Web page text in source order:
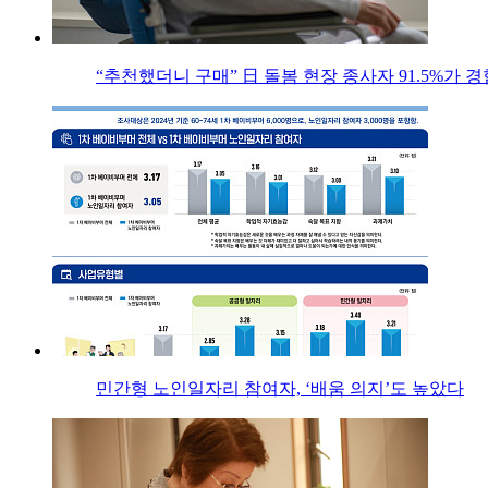
“추천했더니 구매” 日 돌봄 현장 종사자 91.5%가 경
민간형 노인일자리 참여자, ‘배움 의지’도 높았다